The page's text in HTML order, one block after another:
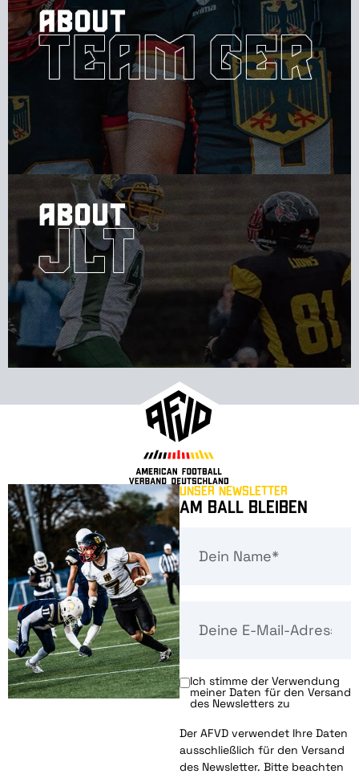
Unser Newsletter
Am Ball bleiben
Ich stimme der Verwendung
meiner Daten für den Versand
des Newsletters zu
Der AFVD verwendet Ihre Daten
ausschließlich für den Versand
des Newsletter. Bitte beachten